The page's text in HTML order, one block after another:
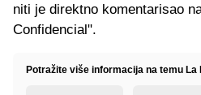
niti je direktno komentarisao
Confidencial".
Potražite više informacija na temu La